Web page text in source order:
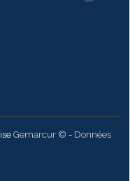
Gemarcur © - Données